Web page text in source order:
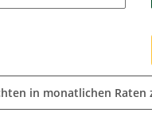
in monatlichen Raten